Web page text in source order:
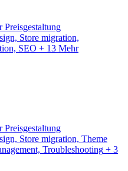
Preisgestaltung
Store migration,
SEO + 13 Mehr
Preisgestaltung
Store migration, Theme
Troubleshooting + 3